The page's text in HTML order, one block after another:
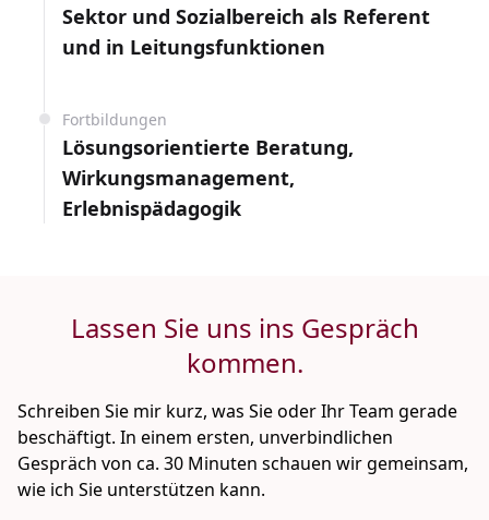
Sektor und Sozialbereich als Referent
und in Leitungsfunktionen
Fortbildungen
Lösungsorientierte Beratung,
Wirkungsmanagement,
Erlebnispädagogik
Lassen Sie uns ins Gespräch
kommen.
Schreiben Sie mir kurz, was Sie oder Ihr Team gerade
beschäftigt. In einem ersten, unverbindlichen
Gespräch von ca. 30 Minuten schauen wir gemeinsam,
wie ich Sie unterstützen kann.